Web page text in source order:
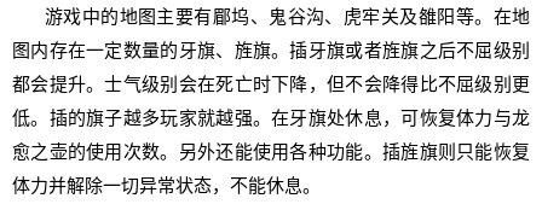
游戏中的地图主要有郿坞、鬼谷沟、虎牢关及雒阳等。在地
图内存在一定数量的牙旗、旌旗。插牙旗或者旌旗之后不屈级别
都会提升。士气级别会在死亡时下降，但不会降得比不屈级别更
低。插的旗子越多玩家就越强。在牙旗处休息，可恢复体力与龙
愈之壶的使用次数。另外还能使用各种功能。插旌旗则只能恢复
体力并解除一切异常状态，不能休息。